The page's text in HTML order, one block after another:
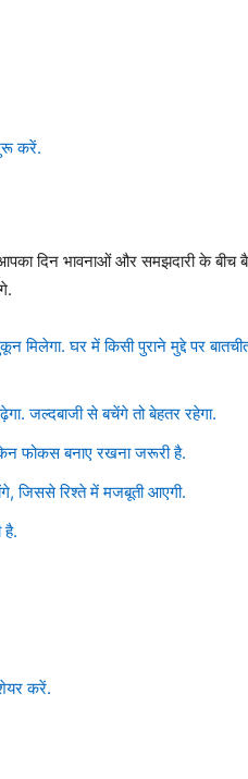
करें.
दिन भावनाओं और समझदारी के बीच
मिलेगा. घर में किसी पुराने मुद्दे पर
जल्दबाजी से बचेंगे तो बेहतर रहेगा.
फोकस बनाए रखना जरूरी है.
जिससे रिश्ते में मजबूती आएगी.
है.
करें.